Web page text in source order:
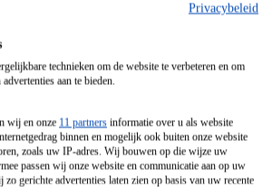
Privacybeleid
technieken om de website te verbeteren en om
aan te bieden.
wij en onze 11 partners informatie over u als website
binnen en mogelijk ook buiten onze website
zoals uw IP-adres. Wij bouwen op die wijze uw
passen wij onze website en communicatie aan op uw
gerichte advertenties laten zien op basis van uw recente